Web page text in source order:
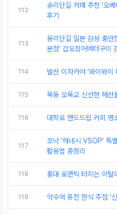
112
송리단길 카페 추천 '오
후기
113
용리단길 일본 감성 충만
본점' 갑오징어버터구이
114 발산 이자카야 '와이와이
115 목동 오목교 신선한 해
116 대학로 핸드드립 커피
117
꼬냑 '헤네시 VSOP' 특
활용법 총정리
118 홍대 로맨틱 터지는 이
119 약수역 퓨전 한식 주점 '